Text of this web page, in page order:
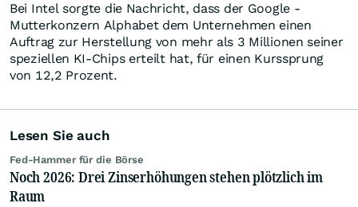
Bei Intel sorgte die Nachricht, dass der Google -
Mutterkonzern Alphabet dem Unternehmen einen
Auftrag zur Herstellung von mehr als 3 Millionen seiner
speziellen KI-Chips erteilt hat, für einen Kurssprung
von 12,2 Prozent.
Lesen Sie auch
Fed-Hammer für die Börse
Noch 2026: Drei Zinserhöhungen stehen plötzlich im
Raum